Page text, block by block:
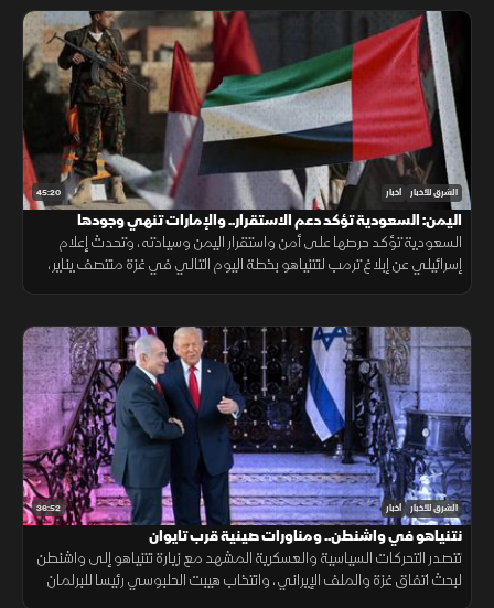
45:20 الشرق للأخبار أخبار
اليمن: السعودية تؤكد دعم الاستقرار.. والإمارات تنهي وجودها
العسكري
السعودية تؤكد حرصها على أمن واستقرار اليمن وسيادته، وتحدث إعلام
إسرائيلي عن إبلاغ ترمب لنتنياهو بخطة اليوم التالي في غزة منتصف يناير،
36:52 الشرق للأخبار أخبار
نتنياهو في واشنطن.. ومناورات صينية قرب تايوان
تتصدر التحركات السياسية والعسكرية المشهد مع زيارة نتنياهو إلى واشنطن
لبحث اتفاق غزة والملف الإيراني، وانتخاب هيبت الحلبوسي رئيسا للبرلمان